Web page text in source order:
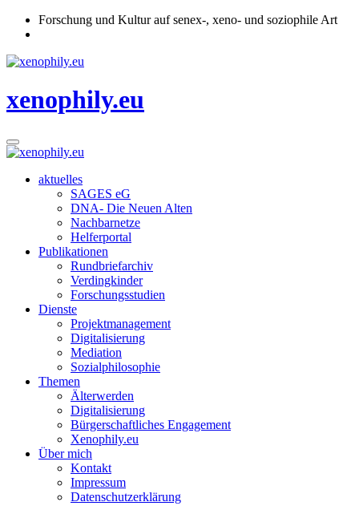
Forschung und Kultur auf senex-, xeno- und soziophile Art
xenophily.eu
aktuelles
SAGES eG
DNA- Die Neuen Alten
Nachbarnetze
Helferportal
Publikationen
Rundbriefarchiv
Verdingkinder
Forschungsstudien
Dienste
Projektmanagement
Digitalisierung
Mediation
Sozialphilosophie
Themen
Älterwerden
Digitalisierung
Bürgerschaftliches Engagement
Xenophily.eu
Über mich
Kontakt
Impressum
Datenschutzerklärung